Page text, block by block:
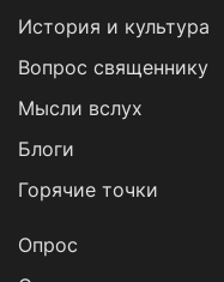
История и культура
Вопрос священнику
Мысли вслух
Блоги
Горячие точки
Опрос